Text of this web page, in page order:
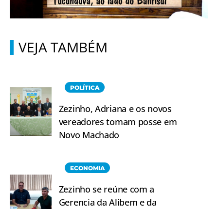
VEJA TAMBÉM
POLÍTICA
Zezinho, Adriana e os novos
vereadores tomam posse em
Novo Machado
ECONOMIA
Zezinho se reúne com a
Gerencia da Alibem e da